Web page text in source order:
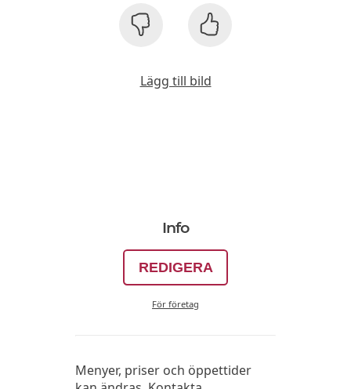
Lägg till bild
Info
REDIGERA
För företag
Menyer, priser och öppettider